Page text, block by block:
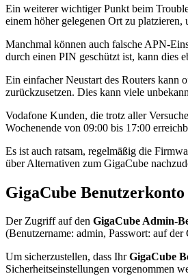
Ein weiterer wichtiger Punkt beim
einem höher gelegenen Ort zu platzieren,
Manchmal können auch falsche APN-
durch einen PIN geschützt ist, kann dies
Ein einfacher Neustart des Routers kann
zurückzusetzen. Dies kann viele
Vodafone Kunden, die trotz aller
Wochenende von 09:00 bis 17:00
Es ist auch ratsam, regelmäßig die
über Alternativen zum GigaCube
GigaCube
Der Zugriff auf den GigaCube Admin-
(Benutzername: admin, Passwort: auf der
Um sicherzustellen, dass IhrGigaCube
Sicherheitseinstellungen vorgenommen